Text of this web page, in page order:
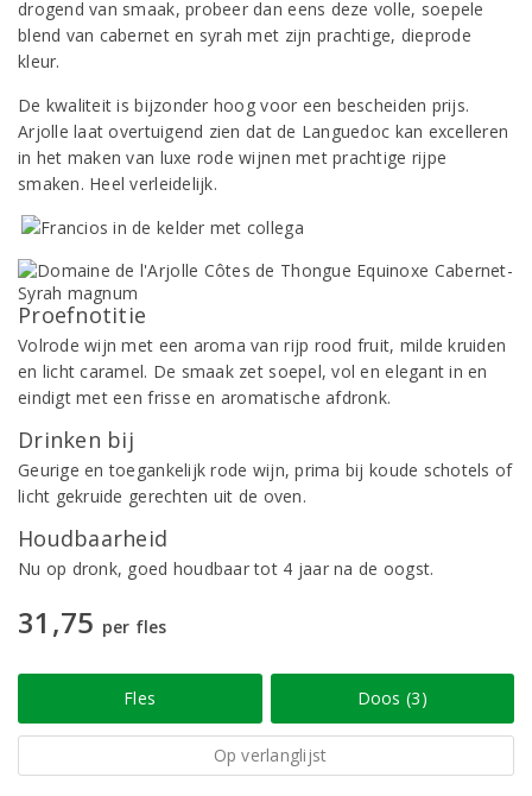
drogend van smaak, probeer dan eens deze volle, soepele
blend van cabernet en syrah met zijn prachtige, dieprode
kleur.
De kwaliteit is bijzonder hoog voor een bescheiden prijs.
Arjolle laat overtuigend zien dat de Languedoc kan excelleren
in het maken van luxe rode wijnen met prachtige rijpe
smaken. Heel verleidelijk.
Proefnotitie
Volrode wijn met een aroma van rijp rood fruit, milde kruiden
en licht caramel. De smaak zet soepel, vol en elegant in en
eindigt met een frisse en aromatische afdronk.
Drinken bij
Geurige en toegankelijk rode wijn, prima bij koude schotels of
licht gekruide gerechten uit de oven.
Houdbaarheid
Nu op dronk, goed houdbaar tot 4 jaar na de oogst.
31,75 per fles
Fles Doos (3)
Op verlanglijst